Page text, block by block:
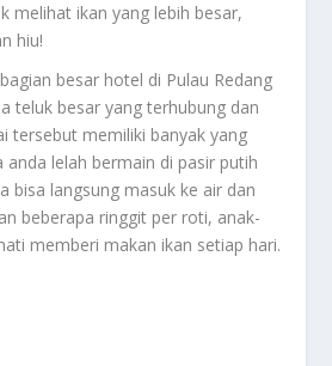
melihat ikan yang lebih besar,
hiu!
besar hotel di Pulau Redang
teluk besar yang terhubung dan
tersebut memiliki banyak yang
anda lelah bermain di pasir putih
bisa langsung masuk ke air dan
beberapa ringgit per roti, anak-
memberi makan ikan setiap hari.